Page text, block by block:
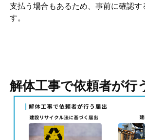
支払う場合もあるため、事前に確認す
す。
解体工事で依頼者が行